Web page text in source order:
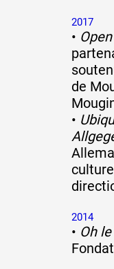
1%
Réseau
2017
•
de
•
2014
• Oh